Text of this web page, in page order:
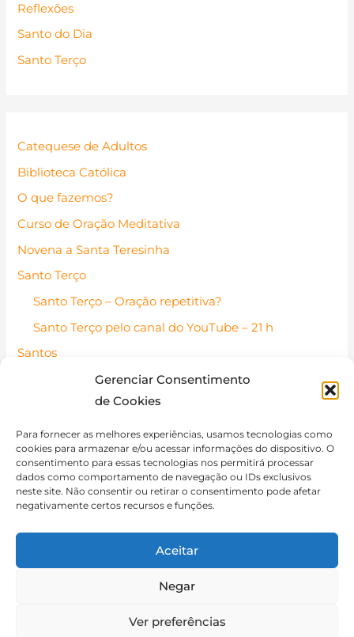
Gerenciar Consentimento
de Cookies
Para fornecer as melhores experiências, usamos tecnologias como
cookies para armazenar e/ou acessar informações do dispositivo. O
consentimento para essas tecnologias nos permitirá processar
dados como comportamento de navegação ou IDs exclusivos
neste site. Não consentir ou retirar o consentimento pode afetar
negativamente certos recursos e funções.
Aceitar
Negar
Ver preferências
Reflexões
Santo do Dia
Santo Terço
Catequese de Adultos
Biblioteca Católica
O que fazemos?
Curso de Oração Meditativa
Novena a Santa Teresinha
Santo Terço
Santo Terço – Oração repetitiva?
Santo Terço pelo canal do YouTube – 21 h
Santos
Santos Católicos – Pessoas de fé
Santo do dia
Contato
Política de Cookies (BR)
Isenção de Responsabilidade
Copyright © 2026 Catequese de Adultos